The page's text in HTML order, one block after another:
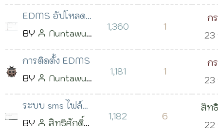
ม.ค. 2564 เวลา
17:36 น.
สามารถเข้าดู
Saengkla
09:30 น.
EDMS อัปโหลด
ไฟล์
BY
Nuntawut
Maungkeaw
13:58 น.
1,360 1
ก
วิ
23
การติดตั้ง EDMS
BY
Nuntawut
Maungkeaw
โพสต์เมื่อ 22
1,181 1
ก
วิ
23
ระบบ sms ไฟล์
ไม่รองรับ ไฟล์
BY สิทธิศักดิ์
1,182 6
สิท
บุญ
22